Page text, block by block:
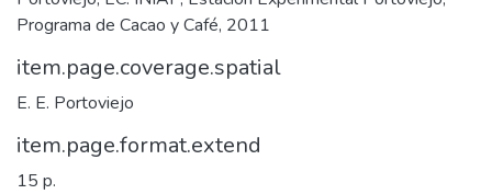
Programa de Cacao y Café, 2011
item.page.coverage.spatial
E. E. Portoviejo
item.page.format.extend
15 p.